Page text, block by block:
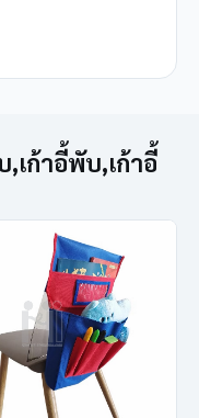
,เก้าอี้พับ,เก้าอี้